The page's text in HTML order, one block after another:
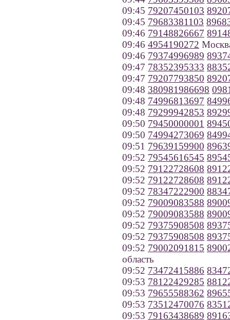
09:45 79207450103
09:45 79683381103
09:46 79148826667
09:46 4954190272
09:46 79374996989
09:47 78352395333
09:47 79207793850
09:48 380981986698
09:48 74996813697
09:48 79299942853
09:50 79450000001
09:50 74994273069
09:51 79639159900
09:52 79545616545
09:52 79122728608
09:52 79122728608
09:52 78347222900
09:52 79009083588
09:52 79009083588
09:52 79375908508
09:52 79375908508
09:52 79002091815
область
09:52 73472415886
09:53 78122429285
09:53 79655588362
09:53 73512470076
09:53 79163438689